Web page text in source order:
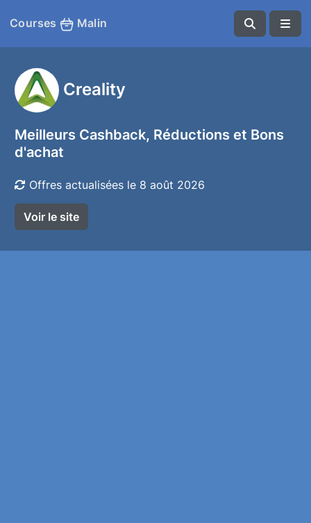
Courses Malin
Creality
Meilleurs Cashback, Réductions et Bons
d'achat
Offres actualisées le 8 août 2026
Voir le site